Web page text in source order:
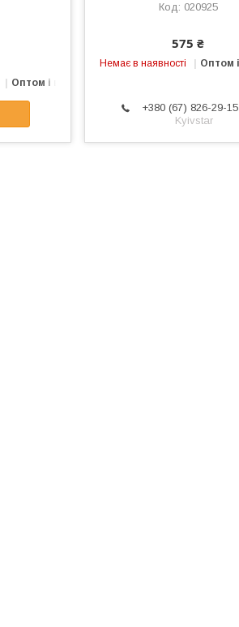
Оптом і в роздріб
020925
575 ₴
Немає в наявності Оптом
+380 (67) 826-29-15
Kyivstar